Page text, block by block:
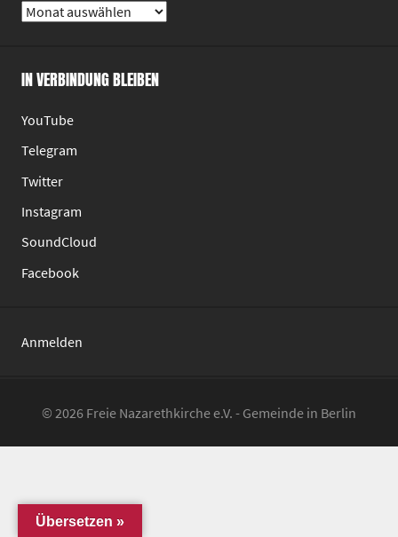
Monatliche
IN VERBINDUNG BLEIBEN
YouTube
Telegram
Twitter
Instagram
SoundCloud
Facebook
Anmelden
© 2026 Freie Nazarethkirche e.V. - Gemeinde in Berlin
Übersetzen »